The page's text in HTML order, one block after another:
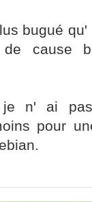
bugué
cause
je n' ai
pour